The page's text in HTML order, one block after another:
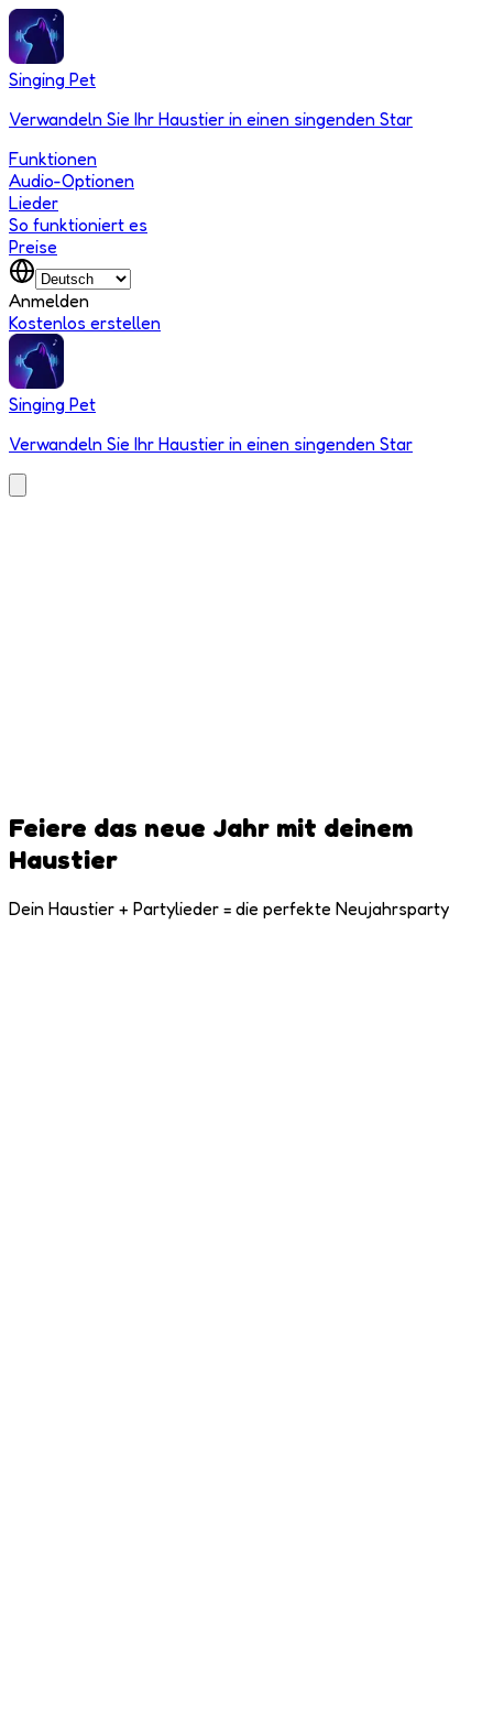
Singing Pet
Verwandeln Sie Ihr Haustier in einen singenden Star
Funktionen
Audio-Optionen
Lieder
So funktioniert es
Preise
Anmelden
Kostenlos erstellen
Singing Pet
Verwandeln Sie Ihr Haustier in einen singenden Star
Feiere das neue Jahr mit deinem
Haustier
Dein Haustier + Partylieder = die perfekte Neujahrsparty